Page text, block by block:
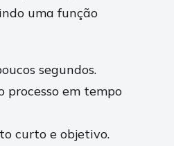
uma função
segundos.
processo em tempo
curto e objetivo.